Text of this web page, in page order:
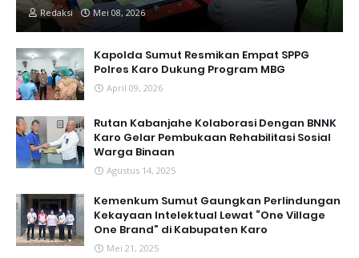
Redaksi Mei 08, 2026
Kapolda Sumut Resmikan Empat SPPG
Polres Karo Dukung Program MBG
April 09, 2026
Rutan Kabanjahe Kolaborasi Dengan BNNK
Karo Gelar Pembukaan Rehabilitasi Sosial
Warga Binaan
Agustus 14, 2025
Kemenkum Sumut Gaungkan Perlindungan
Kekayaan Intelektual Lewat “One Village
One Brand” di Kabupaten Karo
Mei 21, 2025